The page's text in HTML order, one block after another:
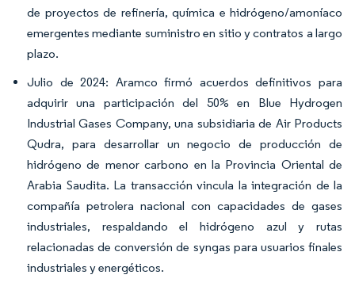
de proyectos de refinería, química e hidrógeno/amoníaco
emergentes mediante suministro en sitio y contratos a largo
plazo.
Julio de 2024: Aramco firmó acuerdos definitivos para
adquirir una participación del 50% en Blue Hydrogen
Industrial Gases Company, una subsidiaria de Air Products
Qudra, para desarrollar un negocio de producción de
hidrógeno de menor carbono en la Provincia Oriental de
Arabia Saudita. La transacción vincula la integración de la
compañía petrolera nacional con capacidades de gases
industriales, respaldando el hidrógeno azul y rutas
relacionadas de conversión de syngas para usuarios finales
industriales y energéticos.